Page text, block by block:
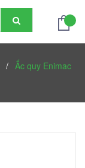
/ Ắc quy Enimac